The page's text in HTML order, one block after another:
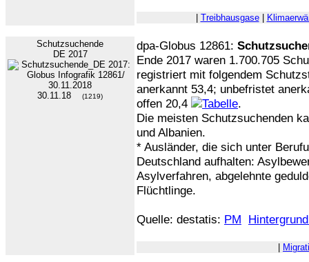
Treibhausgase|
Schutzsuchende
DE 2017
30.11.18 (1219)
dpa-Globus 12861:
Ende 2017 waren 1.700.705
registriert mit folgendem
anerkannt 53,4; unbefristet
offen 20,4
.
Die meisten Schutzsuchenden
und Albanien.
* Ausländer, die sich unter
Deutschland aufhalten:
Asylverfahren, abgelehnte
Flüchtlinge.
Quelle: destatis: PM